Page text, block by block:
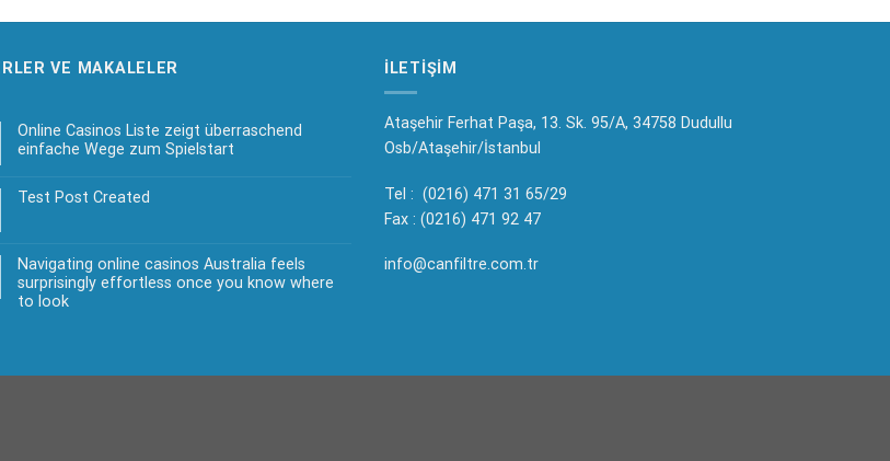
VE MAKALELER
Online Casinos Liste zeigt überraschend
einfache Wege zum Spielstart
Test Post Created
Navigating online casinos Australia feels
surprisingly effortless once you know where
to look
ILETIŞIM
Ataşehir Ferhat Paşa, 13. Sk. 95/A, 34758 Dudullu
Osb/Ataşehir/İstanbul
Tel : (0216) 471 31 65/29
Fax : (0216) 471 92 47
info@canfiltre.com.tr